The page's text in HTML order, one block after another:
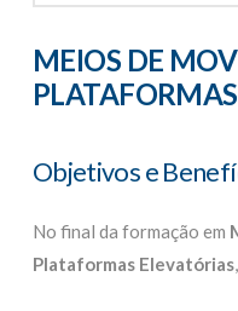
MEIOS DE
Objetivos e
No final da formação em
Plataformas Elevatórias